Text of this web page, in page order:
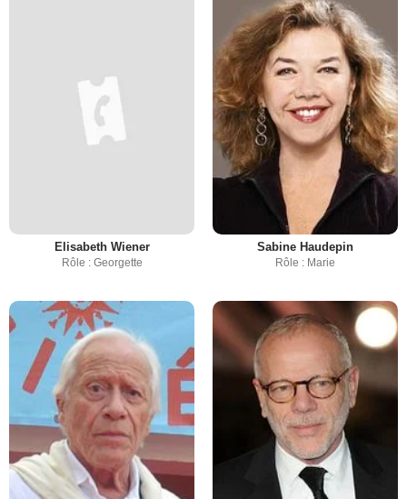
Elisabeth Wiener
Rôle : Georgette
Sabine Haudepin
Rôle : Marie